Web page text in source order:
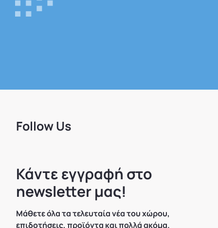
Follow Us
Κάντε εγγραφή στο
newsletter μας!
Μάθετε όλα τα τελευταία νέα του χώρου,
επιδοτήσεις, προϊόντα και πολλά ακόμα.